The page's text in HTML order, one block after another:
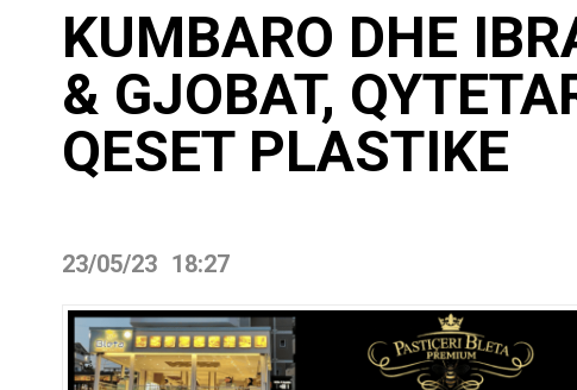
KUMBARO DHE
& GJOBAT,
QESET PLASTIKE
23/05/23 18:27